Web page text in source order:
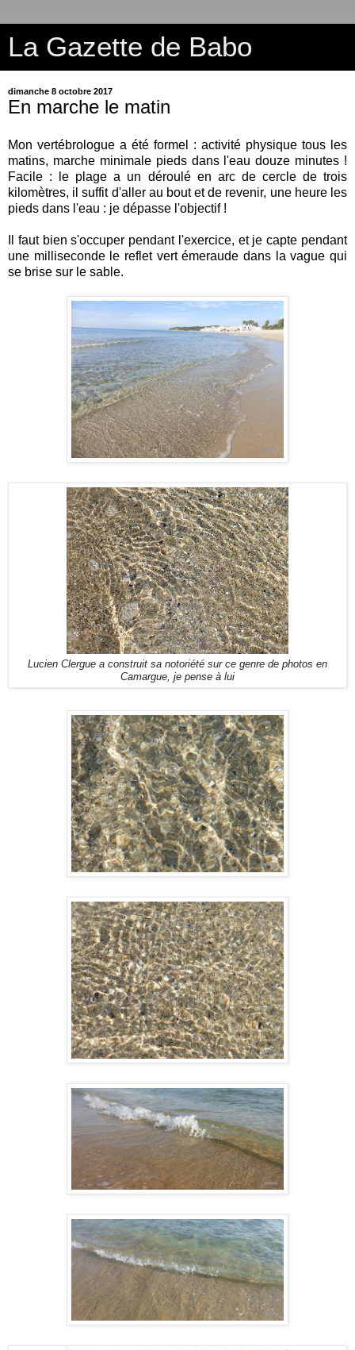
La Gazette de Babo
dimanche 8 octobre 2017
En marche le matin
Mon vertébrologue a été formel : activité physique tous les
matins, marche minimale pieds dans l'eau douze minutes !
Facile : le plage a un déroulé en arc de cercle de trois
kilomètres, il suffit d'aller au bout et de revenir, une heure les
pieds dans l'eau : je dépasse l'objectif !
Il faut bien s'occuper pendant l'exercice, et je capte pendant
une milliseconde le reflet vert émeraude dans la vague qui
se brise sur le sable.
Lucien Clergue a construit sa notoriété sur ce genre de photos en
Camargue, je pense à lui